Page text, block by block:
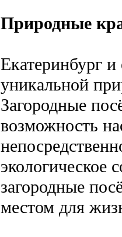
Природные
Екатеринбург и
уникальной
Загородные
возможность
экологическое
загородные
местом для